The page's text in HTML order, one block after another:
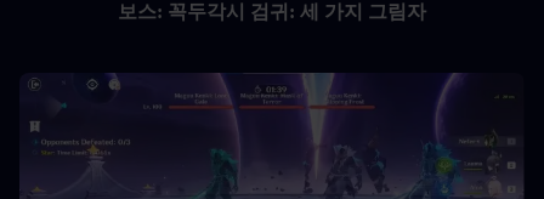
보스: 꼭두각시 검귀: 세 가지 그림자